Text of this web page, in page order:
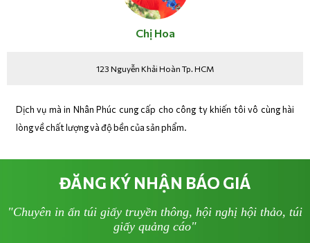
Chị Hoa
123 Nguyễn Khải Hoàn Tp. HCM
Dịch vụ mà in Nhân Phúc cung cấp cho công ty khiến tôi vô cùng hài
lòng về chất lượng và độ bền của sản phẩm.
ĐĂNG KÝ NHẬN BÁO GIÁ
"Chuyên in ấn túi giấy truyền thông, hội nghị hội thảo, túi
giấy quảng cáo"